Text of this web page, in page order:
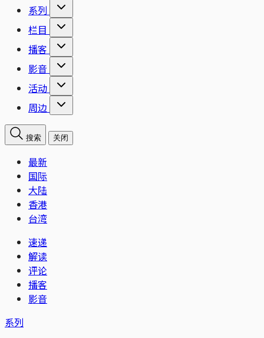
系列
栏目
播客
影音
活动
周边
搜索 关闭
最新
国际
大陆
香港
台湾
速递
解读
评论
播客
影音
系列